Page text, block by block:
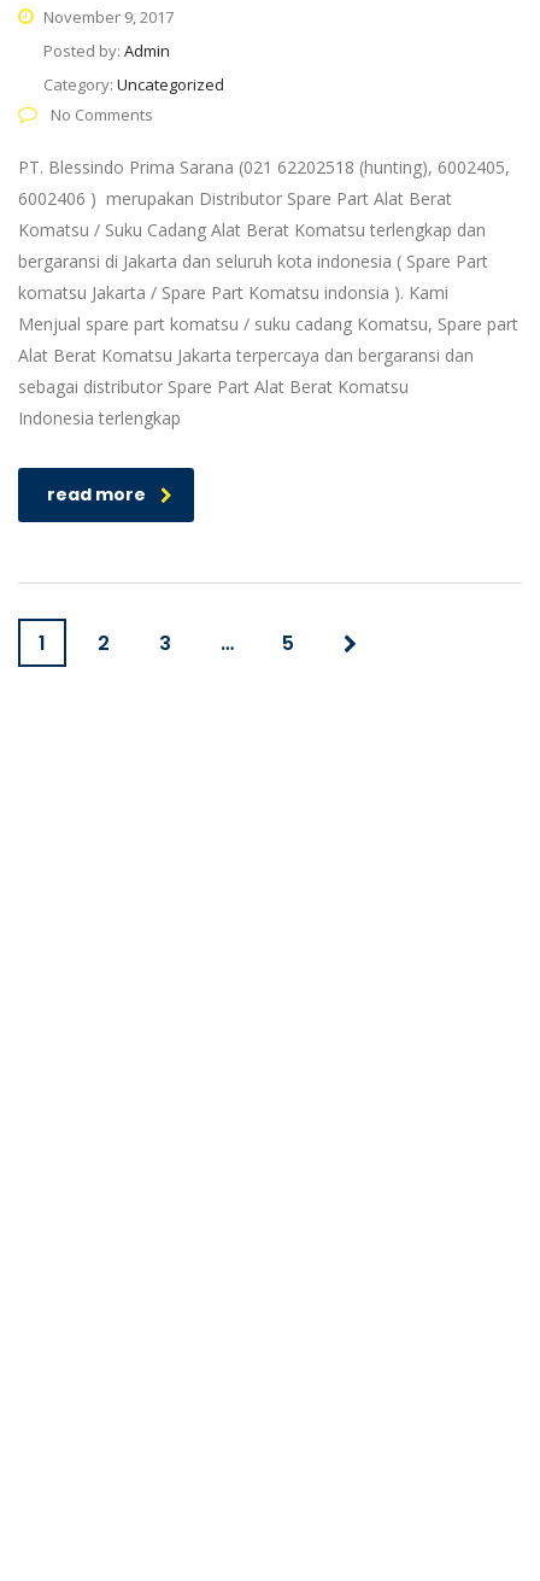
November 9, 2017
Posted by: Admin
Category: Uncategorized
No Comments
PT. Blessindo Prima Sarana (021 62202518 (hunting), 6002405,
6002406 ) merupakan Distributor Spare Part Alat Berat
Komatsu / Suku Cadang Alat Berat Komatsu terlengkap dan
bergaransi di Jakarta dan seluruh kota indonesia ( Spare Part
komatsu Jakarta / Spare Part Komatsu indonsia ). Kami
Menjual spare part komatsu / suku cadang Komatsu, Spare part
Alat Berat Komatsu Jakarta terpercaya dan bergaransi dan
sebagai distributor Spare Part Alat Berat Komatsu
Indonesia terlengkap
read more
1 2 3 … 5